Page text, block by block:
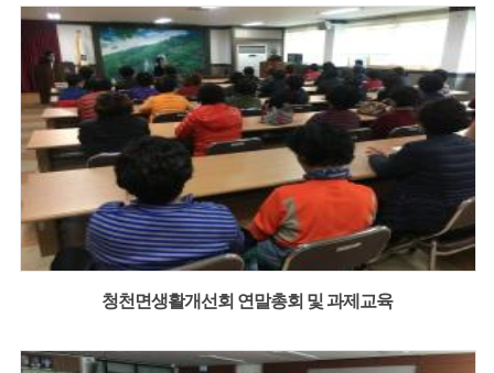
청천면생활개선회 연말총회 및 과제교육